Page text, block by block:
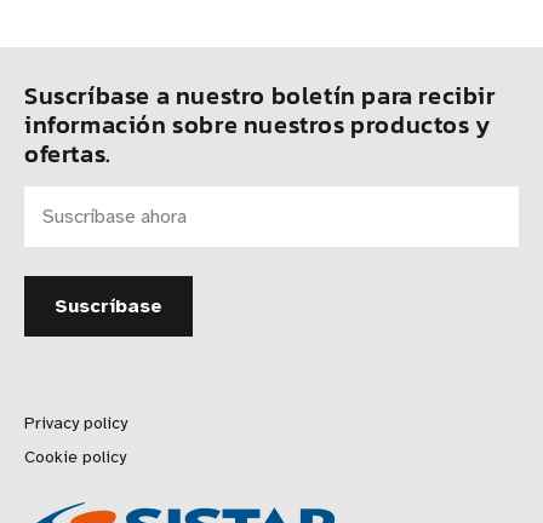
Suscríbase a nuestro boletín para recibir
información sobre nuestros productos y
ofertas.
Privacy policy
Cookie policy